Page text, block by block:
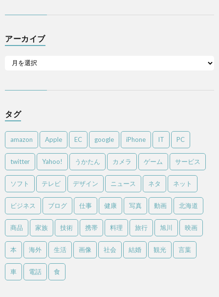
アーカイブ
タグ
amazon Apple EC google iPhone IT PC
twitter Yahoo! うかたん カメラ ゲーム サービス
ソフト テレビ デザイン ニュース ネタ ネット
ビジネス ブログ 仕事 健康 写真 動画 北海道
商品 家族 技術 携帯 料理 旅行 旭川 映画
本 海外 生活 画像 社会 結婚 観光 言葉
車 電話 食